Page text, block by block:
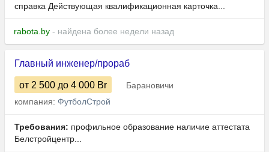
справка Действующая квалификационная карточка...
rabota.by - найдена более недели назад
Главный инженер/прораб
от 2 500 до 4 000 Br
Барановичи
компания: ФутболСтрой
Требования: профильное образование наличие аттестата
Белстройцентр...